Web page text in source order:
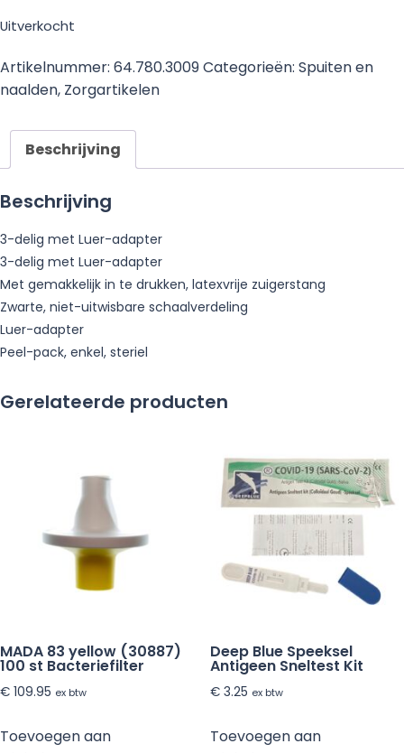
Uitverkocht
Artikelnummer: 64.780.3009Categorieën: Spuiten en
naalden, Zorgartikelen
Beschrijving
Beschrijving
3-delig met Luer-adapter
3-delig met Luer-adapter
Met gemakkelijk in te drukken, latexvrije zuigerstang
Zwarte, niet-uitwisbare schaalverdeling
Luer-adapter
Peel-pack, enkel, steriel
Gerelateerde producten
MADA 83 yellow (30887)
100 st Bacteriefilter
€ 109.95 ex btw
Toevoegen aan
Deep Blue Speeksel
Antigeen Sneltest Kit
€3.25 ex btw
Toevoegen aan